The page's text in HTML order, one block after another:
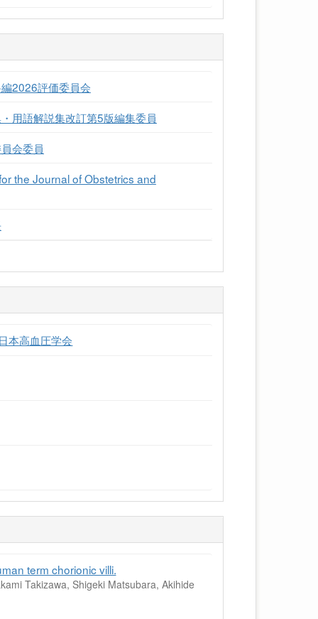
2026評価委員会
用語解説集改訂第5版編集委員
会委員
the Journal of Obstetrics and
本高血圧学会
term chorionic villi.
Takizawa, Shigeki Matsubara, Akihide